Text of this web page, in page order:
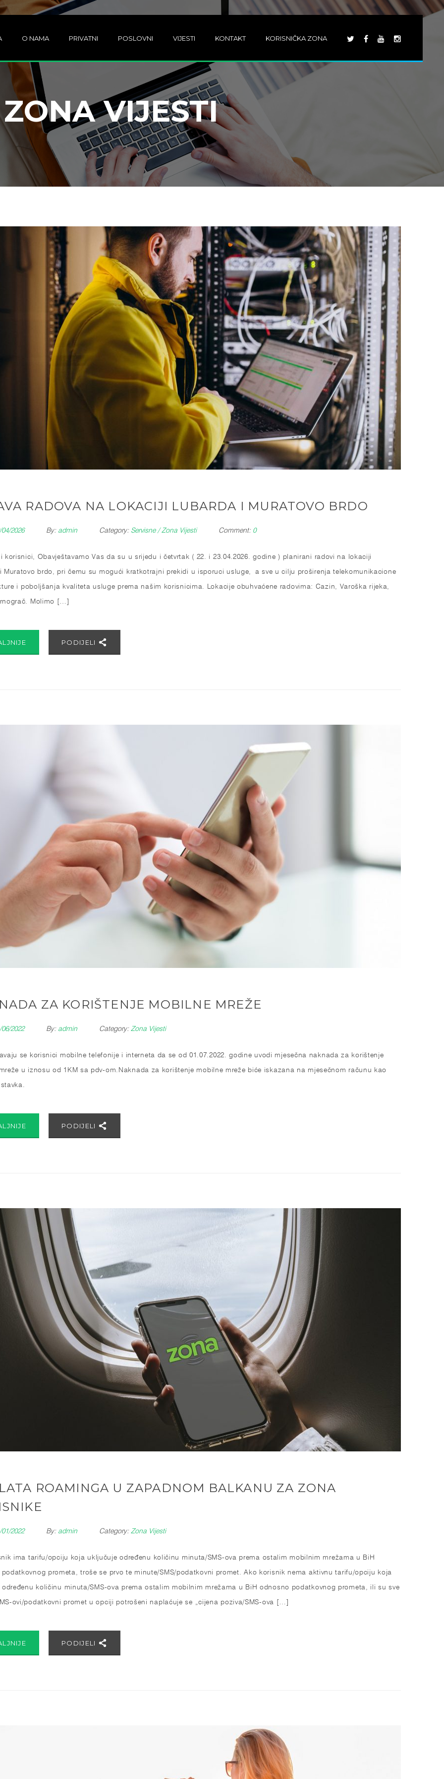
O NAMA PRIVATNI POSLOVNI VIJESTI KONTAKT KORISNIČKA ZONA
ZONA VIJESTI
RADOVA NA LOKACIJI LUBARDA I MURATOVO BRDO
04/2026 By: admin Category: Servisne/ Zona Vijesti Comment: 0
korisnici, Obavještavamo Vas da su u srijedu i četvrtak ( 22. i 23.04.2026. godine ) planirani radovi na lokaciji
Muratovo brdo, pri čemu su mogući kratkotrajni prekidi u isporuci usluge, a sve u cilju proširenja telekomunikacione
i poboljšanja kvaliteta usluge prema našim korisnicima. Lokacije obuhvaćene radovima: Cazin, Varoška rijeka,
Molimo […]
PODIJELI
ZA KORIŠTENJE MOBILNE MREŽE
06/2022 By: admin Category: Zona Vijesti
se korisnici mobilne telefonije i interneta da se od 01.07.2022. godine uvodi mjesečna naknada za korištenje
u iznosu od 1KM sa pdv-om.Naknada za korištenje mobilne mreže biće iskazana na mjesečnom računu kao
PODIJELI
ROAMINGA U ZAPADNOM BALKANU ZA ZONA
01/2022 By: admin Category: Zona Vijesti
ima tarifu/opciju koja uključuje određenu količinu minuta/SMS-ova prema ostalim mobilnim mrežama u BiH
podatkovnog prometa, troše se prvo te minute/SMS/podatkovni promet. Ako korisnik nema aktivnu tarifu/opciju koja
određenu količinu minuta/SMS-ova prema ostalim mobilnim mrežama u BiH odnosno podatkovnog prometa, ili su sve
ovi/podatkovni promet u opciji potrošeni naplaćuje se „cijena poziva/SMS-ova […]
PODIJELI